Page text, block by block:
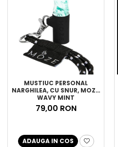
MUSTIUC PERSONAL
NARGHILEA, CU SNUR, MOZE,
WAVY MINT
79,00 RON
ADAUGA IN COS